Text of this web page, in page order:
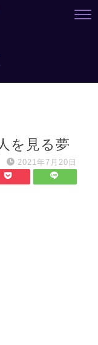
を見る夢
2021年7月20日